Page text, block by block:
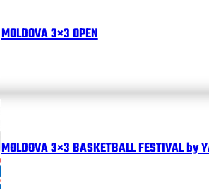
MOLDOVA 3×3 OPEN
MOLDOVA 3×3 BASKETBALL FESTIVAL by